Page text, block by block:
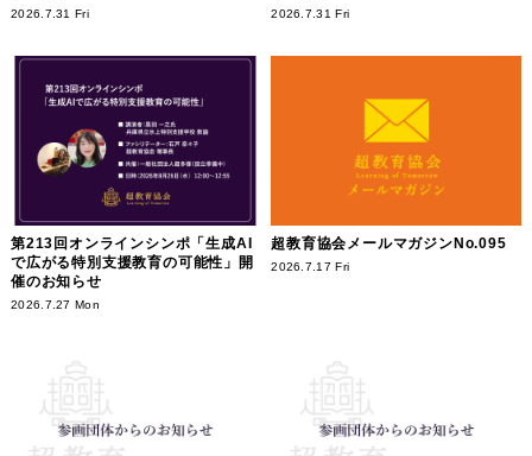
2026.7.31 Fri 2026.7.31 Fri
第213回オンラインシンポ「生成AI
で広がる特別支援教育の可能性」開
催のお知らせ
2026.7.27 Mon
超教育協会メールマガジンNo.095
2026.7.17 Fri